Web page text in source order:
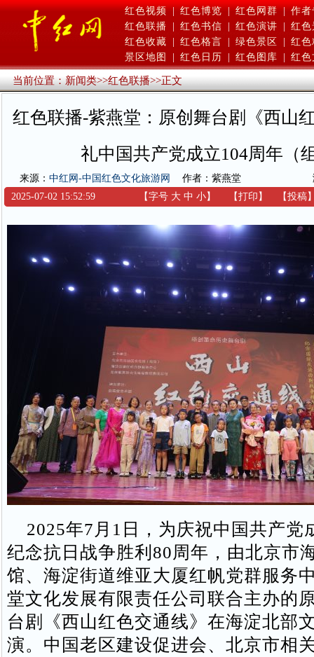
红色视频 | 红色博览 | 红色网群 | 作者
红色联播
红色书信 红色演讲
红色
红色收藏
红色格言 绿色景区
红色
景区地图
红色日历 红色图库 红色
当前位置：新闻类>>红色联播>>正文
红色联播-紫燕堂：原创舞台剧《西山
礼中国共产党成立104周年（
来源： 中红网-中国红色文化旅游网 作者：紫燕堂
2025-07-02 15:52:59
【字号 大 中 小】 【打印 】 【投稿
2025年7月1日，为庆祝中国共产党
纪念抗日战争胜利80周年，由北京市
馆、海淀街道维亚大厦红帆党群服务
堂文化发展有限责任公司联合主办的
台剧《西山红色交通线》在海淀北部
演。中国老区建设促进会、北京市相